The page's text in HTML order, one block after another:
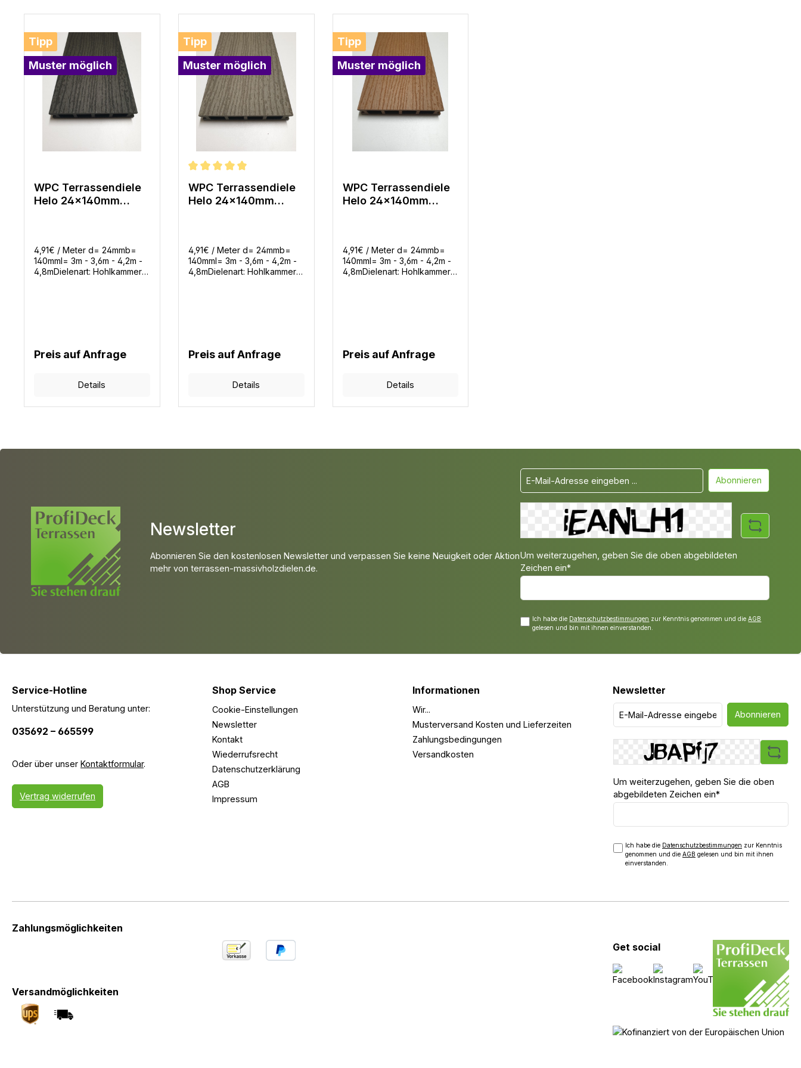
Tipp
Muster möglich
WPC Terrassendiele
Helo 24x140mm
4,91€ / Meter d= 24mmb=
140mml= 3m - 3,6m - 4,2m -
4,8mDielenart: Hohlkammer
Preis auf Anfrage
Details
Tipp
Muster möglich
WPC Terrassendiele
Helo 24x140mm
4,91€ / Meter d= 24mmb=
140mml= 3m - 3,6m - 4,2m -
4,8mDielenart: Hohlkammer
Preis auf Anfrage
Details
Tipp
Muster möglich
WPC Terrassendiele
Helo 24x140mm
4,91€ / Meter d= 24mmb=
140mml= 3m - 3,6m - 4,2m -
4,8mDielenart: Hohlkammer
Preis auf Anfrage
Details
Newsletter
Abonnieren Sie den kostenlosen Newsletter und verpassen Sie keine Neuigkeit oder Aktion
mehr von terrassen-massivholzdielen.de.
Abonnieren
Um weiterzugehen, geben Sie die oben abgebildeten
Zeichen ein*
Ich habe die Datenschutzbestimmungen zur Kenntnis genommen und dieAGB
gelesen und bin mit ihnen einverstanden.
Service-Hotline
Unterstützung und Beratung unter:
035692 – 665599
Oder über unser Kontaktformular.
Vertrag widerrufen
Shop Service
Cookie-Einstellungen
Newsletter
Kontakt
Wiederrufsrecht
Datenschutzerklärung
AGB
Impressum
Informationen
Wir...
Musterversand Kosten und Lieferzeiten
Zahlungsbedingungen
Versandkosten
Newsletter
Abonnieren
Um weiterzugehen, geben Sie die oben
abgebildeten Zeichen ein*
Ich habe die Datenschutzbestimmungen zur Kenntnis
genommen und die AGB gelesen und bin mit ihnen
einverstanden.
Zahlungsmöglichkeiten
Versandmöglichkeiten
Get social